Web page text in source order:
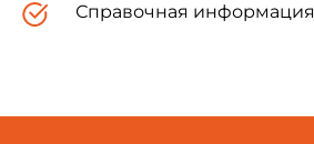
Справочная информация